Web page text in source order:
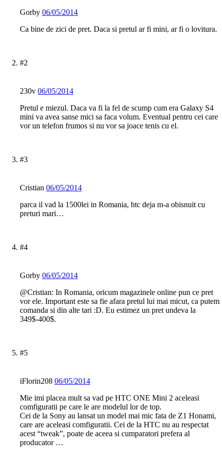
Gorby 06/05/2014
Ca bine de zici de pret. Daca si pretul ar fi mini, ar fi o lovitura.
#2
230v 06/05/2014
Pretul e miezul. Daca va fi la fel de scump cum era Galaxy S4
mini va avea sanse mici sa faca volum. Eventual pentru cei care
vor un telefon frumos si nu vor sa joace tenis cu el.
#3
Cristian 06/05/2014
parca il vad la 1500lei in Romania, htc deja m-a obisnuit cu
preturi mari…
#4
Gorby 06/05/2014
@Cristian: In Romania, oricum magazinele online pun ce pret
vor ele. Important este sa fie afara pretul lui mai micut, ca putem
comanda si din alte tari :D. Eu estimez un pret undeva la
349$-400$.
#5
iFlorin208 06/05/2014
Mie imi placea mult sa vad pe HTC ONE Mini 2 aceleasi
comfiguratii pe care le are modelul lor de top.
Cei de la Sony au lansat un model mai mic fata de Z1 Honami,
care are aceleasi comfiguratii. Cei de la HTC nu au respectat
acest “tweak”, poate de aceea si cumparatori prefera al
producator …